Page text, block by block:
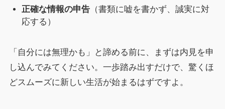
正確な情報の申告 （書類に嘘を書かず、誠実に対
応する）
「自分には無理かも」と諦める前に、まずは内見を申
し込んでみてください。一歩踏み出すだけで、驚くほ
どスムーズに新しい生活が始まるはずですよ。